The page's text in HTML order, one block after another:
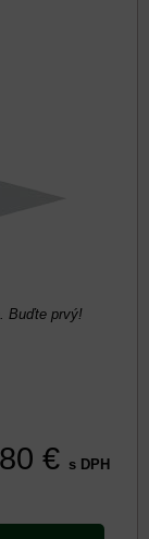
Buďte prvý!
80 € s DPH